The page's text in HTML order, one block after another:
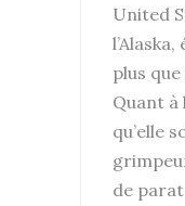
United
plus
Quant à
qu’elle
de